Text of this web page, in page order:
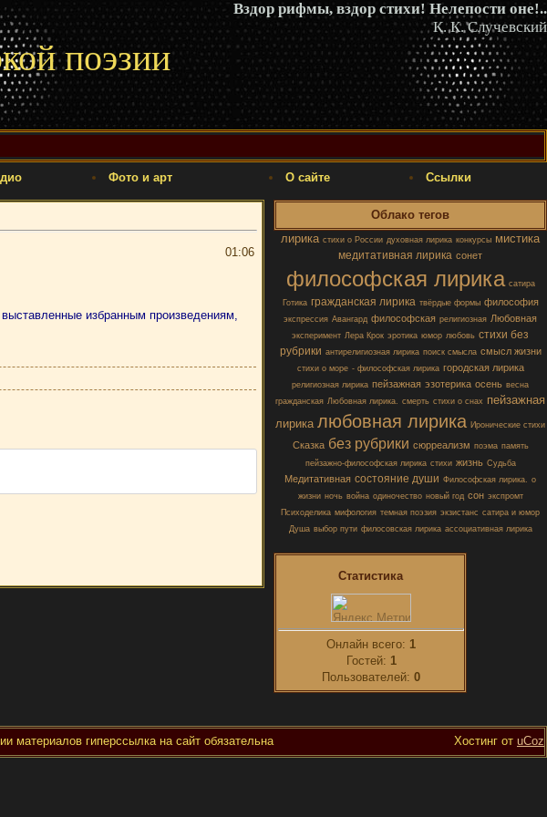
Вздор рифмы, вздор стихи! Нелепости оне!..
К. К. Случевский
поэзии
Фото и арт О сайте Ссылки
01:06
избранным произведениям,
Облако тегов
лирика стихи о России духовная лирика конкурсы мистика
медитативная лирика сонет
философская лирика сатира
Готика гражданская лирика твёрдые формы философия
экспрессия Авангард философская религиозная Любовная
эксперимент Лера Крок эротика юмор любовь стихи без
рубрики антирелигиозная лирика поиск смысла смысл жизни
стихи о море - философская лирика городская лирика
религиозная лирика пейзажная эзотерика осень весна
гражданская Любовная лирика. смерть стихи о снах пейзажная
лирика любовная лирика Иронические стихи
Сказка без рубрики сюрреализм поэма память
пейзажно-философская лирика стихи жизнь Судьба
Медитативная состояние души Философская лирика. о
жизни ночь война одиночество новый год сон экспромт
Психоделика мифология темная поэзия экзистанс сатира и юмор
Душа выбор пути филосовская лирика ассоциативная лирика
Статистика
Онлайн всего: 1
Гостей: 1
Пользователей: 0
материалов гиперссылка на сайт обязательна Хостинг от uCoz